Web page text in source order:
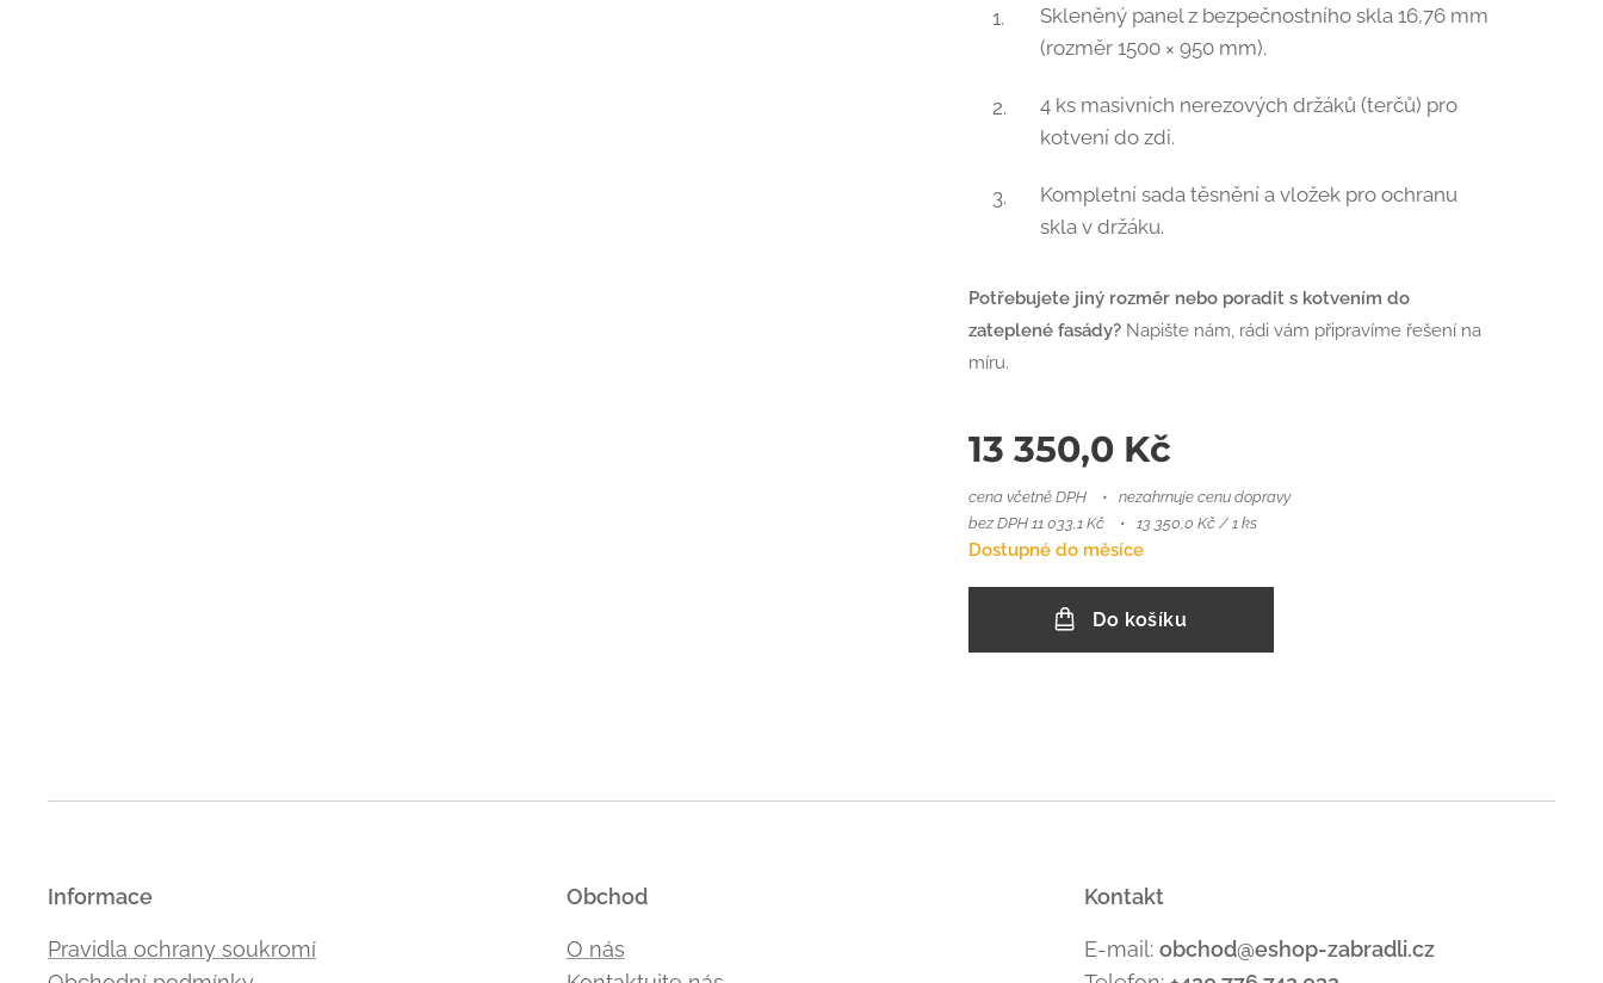
Skleněný panel z bezpečnostního skla 16,76 mm
(rozměr 1500 × 950 mm).
4 ks masivních nerezových držáků (terčů) pro
kotvení do zdi.
Kompletní sada těsnění a vložek pro ochranu
skla v držáku.
Potřebujete jiný rozměr nebo poradit s kotvením do
zateplené fasády? Napište nám, rádi vám připravíme řešení na
míru.
13 350,0 Kč
cena včetně DPH
nezahrnuje cenu dopravy
bez DPH 11 033,1 Kč
13 350,0 Kč / 1 ks
Dostupné do měsíce
Do košíku
Informace
Pravidla ochrany soukromí
Obchod
O nás
Kontakt
E-mail:obchod@eshop-zabradli.cz